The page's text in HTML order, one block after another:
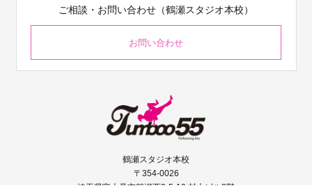
ご相談・お問い合わせ（鶴瀬スタジオ本校）
お問い合わせ
鶴瀬スタジオ本校
〒354-0026
埼玉県富士見市鶴瀬西2-5-10 村上ビル2階